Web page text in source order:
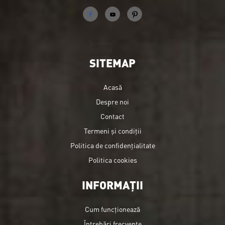
SITEMAP
Acasă
Despre noi
Contact
Termeni și condiții
Politica de confidențialitate
Politica cookies
INFORMAȚII
Cum funcționează